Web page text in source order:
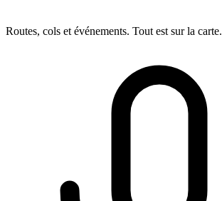
Routes, cols et événements. Tout est sur la carte.